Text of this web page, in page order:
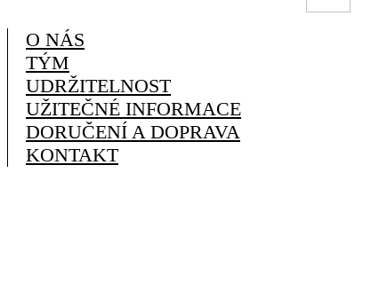
O NÁS
TÝM
UDRŽITELNOST
UŽITEČNÉ INFORMACE
DORUČENÍ A DOPRAVA
KONTAKT